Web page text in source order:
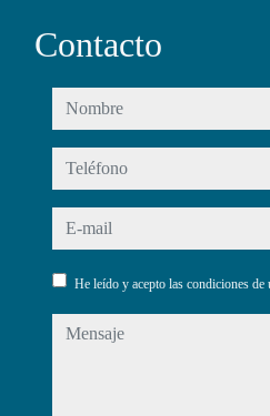
Contacto
nombre
teléfono
e-mail
He leído y acepto las condiciones de
mensaje